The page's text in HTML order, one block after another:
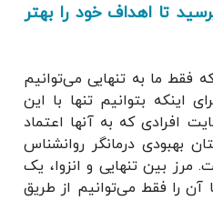
تا اهداف خود را بهتر
فقط ما به تنهایی می‌توانیم
اینکه بتوانیم تنها با این
افرادی که به آنها اعتماد
بهبودی درمانگر روانشناس
مرز بین تنهایی و انزوا، یک
را فقط می‌توانیم از طریق